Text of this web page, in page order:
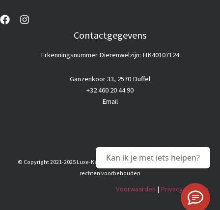
Contactgegevens
Erkenningsnummer Dierenwelzijn: HK40107124
Ganzenkoor 33, 2570 Duffel
+32 460 20 44 90
Email
© Copyright 2021-2025 Luxe-Kattenhotel |Goedkope webhosting© Alle
rechten voorbehouden
Voorwaarden | Privacy & Policy
Kan ik je met iets helpen?